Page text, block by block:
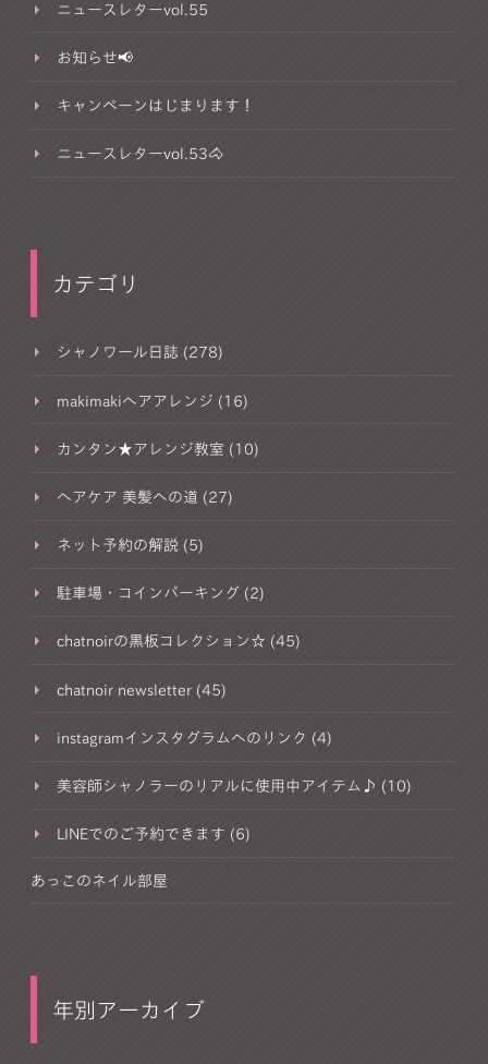
ニュースレターvol.55
お知らせ📢
キャンペーンはじまります！
ニュースレターvol.53🐴
カテゴリ
シャノワール日誌 (278)
makimakiヘアアレンジ (16)
カンタン★アレンジ教室 (10)
ヘアケア 美髪への道 (27)
ネット予約の解説 (5)
駐車場・コインパーキング (2)
chatnoirの黒板コレクション☆ (45)
chatnoir newsletter (45)
instagramインスタグラムへのリンク (4)
美容師シャノラーのリアルに使用中アイテム♪ (10)
LINEでのご予約できます (6)
あっこのネイル部屋
年別アーカイブ